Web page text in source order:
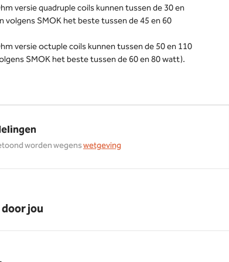
versie quadruple coils kunnen tussen de 30 en
volgens SMOK het beste tussen de 45 en 60
versie octuple coils kunnen tussen de 50 en 110
SMOK het beste tussen de 60 en 80 watt).
worden wegenswetgeving
jou